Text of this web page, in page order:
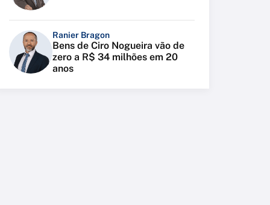
Ranier Bragon
Bens de Ciro Nogueira vão de
zero a R$ 34 milhões em 20
anos